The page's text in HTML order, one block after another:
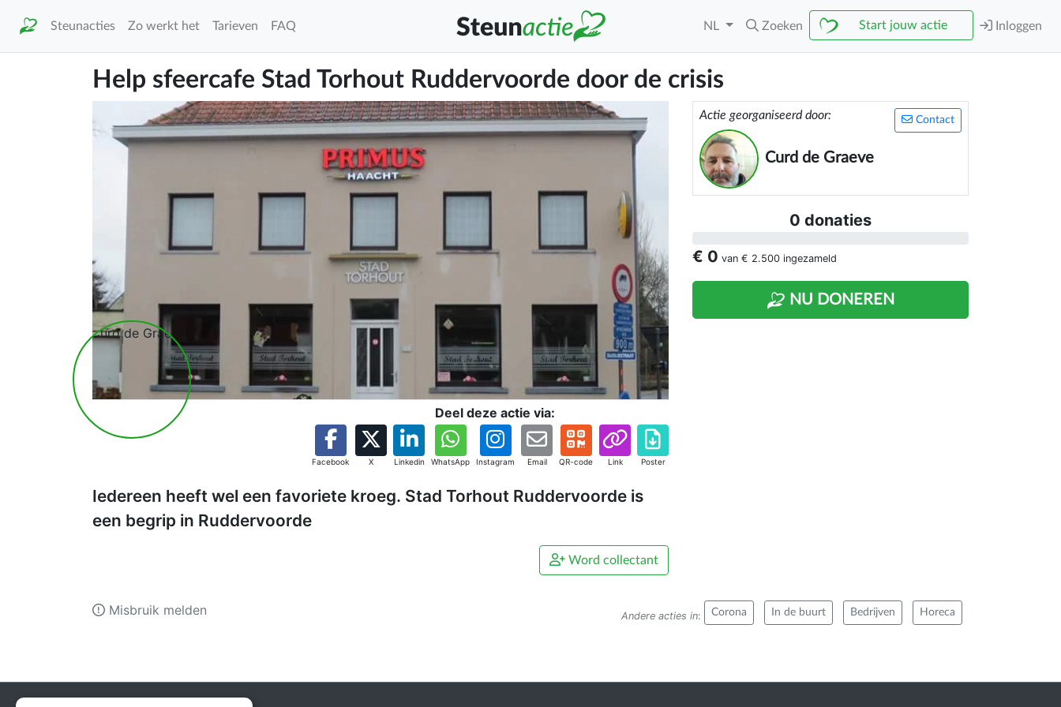
Steunacties Zo werkt het Tarieven FAQ NL Zoeken Start jouw actie Inloggen
Help sfeercafe Stad Torhout Ruddervoorde door de crisis
Deel deze actie via:
Facebook X Linkedin WhatsApp Instagram Email QR-code Link Poster
Iedereen heeft wel een favoriete kroeg. Stad Torhout Ruddervoorde is
een begrip in Ruddervoorde
Word collectant
Contact
Actie georganiseerd door:
Curd de Graeve
0 donaties
€ 0 van € 2.500 ingezameld
NU DONEREN
Andere acties in: Corona In de buurt Bedrijven Horeca
Misbruik melden